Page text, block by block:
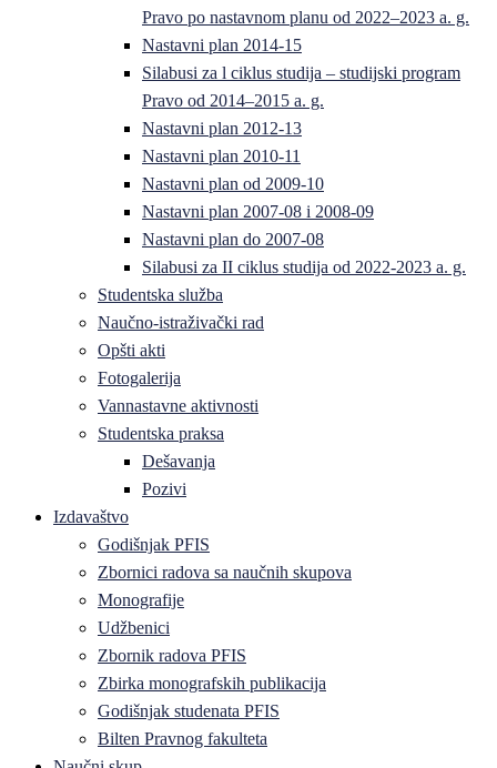
Pravo po nastavnom planu od 2022–2023 a. g.
Nastavni plan 2014-15
Silabusi za l ciklus studija – studijski program
Pravo od 2014–2015 a. g.
Nastavni plan 2012-13
Nastavni plan 2010-11
Nastavni plan od 2009-10
Nastavni plan 2007-08 i 2008-09
Nastavni plan do 2007-08
Silabusi za II ciklus studija od 2022-2023 a. g.
Studentska služba
Naučno-istraživački rad
Opšti akti
Fotogalerija
Vannastavne aktivnosti
Studentska praksa
Dešavanja
Pozivi
Izdavaštvo
Godišnjak PFIS
Zbornici radova sa naučnih skupova
Monografije
Udžbenici
Zbornik radova PFIS
Zbirka monografskih publikacija
Godišnjak studenata PFIS
Bilten Pravnog fakulteta